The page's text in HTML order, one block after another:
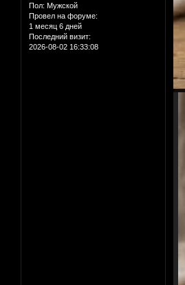
Пол: Мужской
Провел на форуме:
1 месяц 6 дней
Последний визит:
2026-08-02 16:33:08